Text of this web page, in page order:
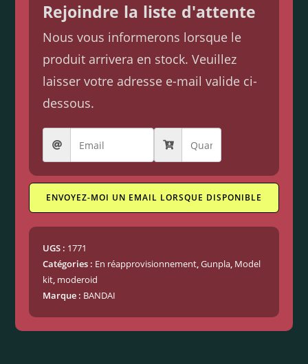
Rejoindre la liste d'attente
Nous vous informerons lorsque le
produit arrivera en stock. Veuillez
laisser votre adresse e-mail valide ci-
dessous.
ENVOYEZ-MOI UN EMAIL LORSQUE DISPONIBLE
UGS : 1771
Catégories : En réapprovisionnement,Gunpla, Model
kit, moderoid
Marque : BANDAI